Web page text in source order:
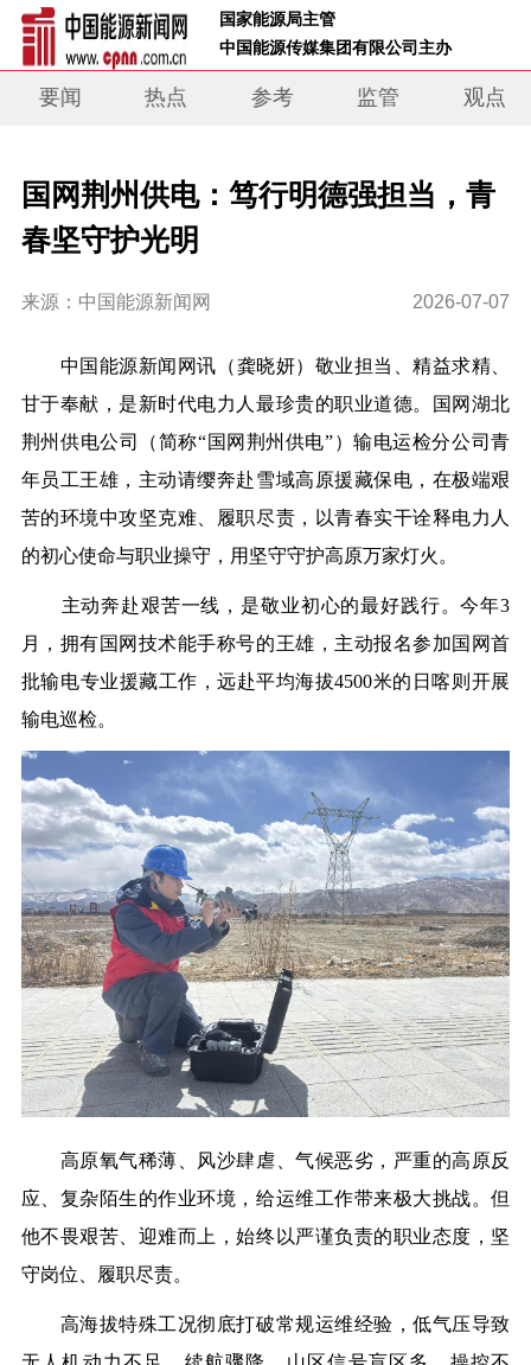
国家能源局主管
中国能源传媒集团有限公司主办
要闻 热点 参考 监管 观点
国网荆州供电：笃行明德强担当，青
春坚守护光明
来源：中国能源新闻网 2026-07-07
中 国能源新闻网讯 （龚晓妍） 敬业担当、精益求精、
甘于奉献，是新时代电力人最珍贵的职业道德。国网湖北
荆州供电公司（简称“国网荆州供电”）输电运检分公司青
年员工王雄，主动请缨奔赴雪域高原援藏保电，在极端艰
苦的环境中攻坚克难、履职尽责，以青春实干诠释电力人
的初心使命与职业操守，用坚守守护高原万家灯火。
主动奔赴艰苦一线，是敬业初心的最好践行。今年3
月，拥有国网技术能手称号的王雄，主动报名参加国网首
批输电专业援藏工作，远赴平均海拔4500米的日喀则开展
输电巡检。
高原氧气稀薄、风沙肆虐、气候恶劣，严重的高原反
应、复杂陌生的作业环境，给运维工作带来极大挑战。但
他不畏艰苦、迎难而上，始终以严谨负责的职业态度，坚
守岗位、履职尽责。
高海拔特殊工况彻底打破常规运维经验，低气压导致